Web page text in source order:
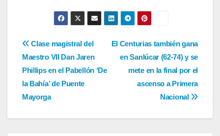
Navegación
de
entradas
El Centurias también gana
en Sanlúcar (62-74) y se
mete en la final por el
ascenso a Primera
Nacional
Clase magistral del
Maestro VII Dan Jaren
Phillips en el Pabellón ‘De
la Bahía’ de Puente
Mayorga